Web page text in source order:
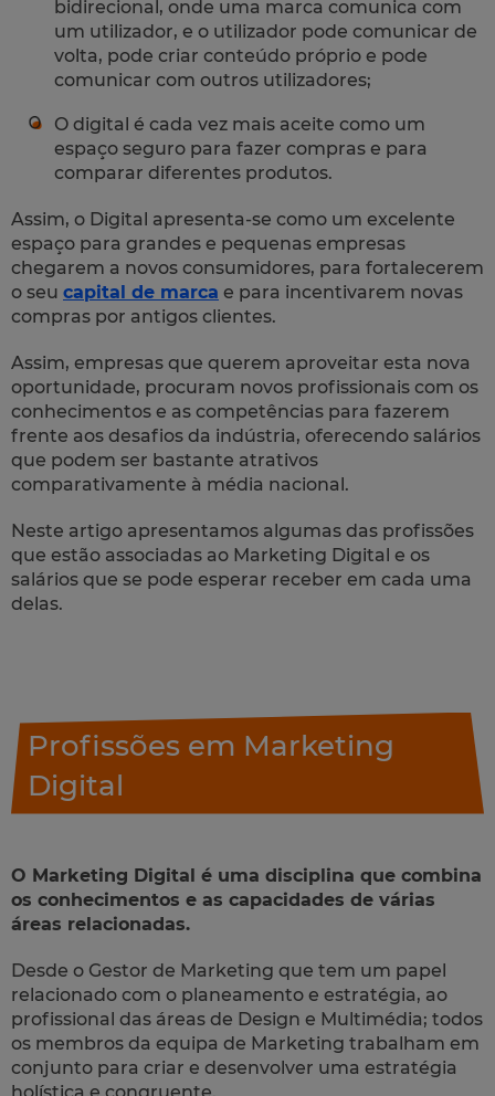
bidirecional, onde uma marca comunica com
um utilizador, e o utilizador pode comunicar de
volta, pode criar conteúdo próprio e pode
comunicar com outros utilizadores;
O digital é cada vez mais aceite como um
espaço seguro para fazer compras e para
comparar diferentes produtos.
Assim, o Digital apresenta-se como um excelente
espaço para grandes e pequenas empresas
chegarem a novos consumidores, para fortalecerem
o seu capital de marca e para incentivarem novas
compras por antigos clientes.
Assim, empresas que querem aproveitar esta nova
oportunidade, procuram novos profissionais com os
conhecimentos e as competências para fazerem
frente aos desafios da indústria, oferecendo salários
que podem ser bastante atrativos
comparativamente à média nacional.
Neste artigo apresentamos algumas das profissões
que estão associadas ao Marketing Digital e os
salários que se pode esperar receber em cada uma
delas.
Profissões em Marketing
Digital
O Marketing Digital é uma disciplina que combina
os conhecimentos e as capacidades de várias
áreas relacionadas.
Desde o Gestor de Marketing que tem um papel
relacionado com o planeamento e estratégia, ao
profissional das áreas de Design e Multimédia; todos
os membros da equipa de Marketing trabalham em
conjunto para criar e desenvolver uma estratégia
holística e congruente.